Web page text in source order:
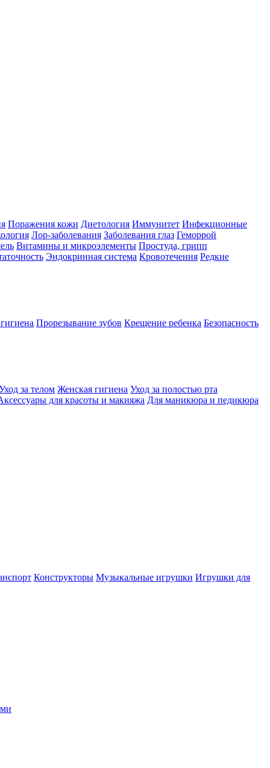
Поражения кожи Диетология Иммунитет Инфекционные
Лор-заболевания Заболевания глаз Геморрой
Витамины и микроэлементы Простуда, грипп
Эндокринная система Кровотечения Редкие
Прорезывание зубов Крещение ребенка Безопасность
за телом Женская гигиена Уход за полостью рта
для красоты и макияжа Для маникюра и педикюра
Конструкторы Музыкальные игрушки Игрушки для